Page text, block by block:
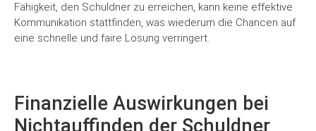
Fähigkeit, den Schuldner zu erreichen, kann keine effektive
Kommunikation stattfinden, was wiederum die Chancen auf
eine schnelle und faire Lösung verringert.
Finanzielle Auswirkungen bei
Nichtauffinden der Schuldner